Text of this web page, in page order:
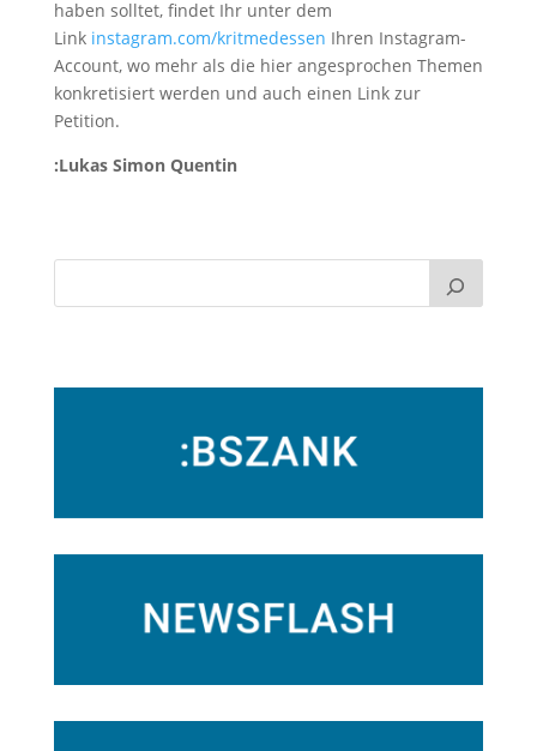
haben solltet, findet Ihr unter dem
Link instagram.com/kritmedessen Ihren Instagram-
Account, wo mehr als die hier angesprochen Themen
konkretisiert werden und auch einen Link zur
Petition.
:Lukas Simon Quentin